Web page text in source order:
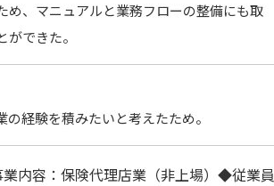
め、マニュアルと業務フローの整備にも取
できた。
経験を積みたいと考えたため。
容：保険代理店業（非上場）◆従業員